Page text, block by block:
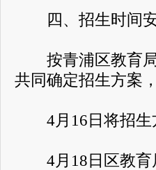
四、招生时间
按青浦区教育局
共同确定招生方案
4月16日将招生
4月18日区教育